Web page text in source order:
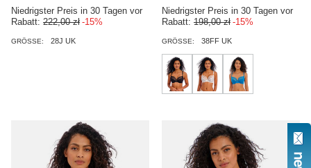
Niedrigster Preis in 30 Tagen vor
Rabatt: 222,00 zł -15%
GRÖSSE: 28J UK
Niedrigster Preis in 30 Tagen vor
Rabatt: 198,00 zł -15%
GRÖSSE: 38FF UK